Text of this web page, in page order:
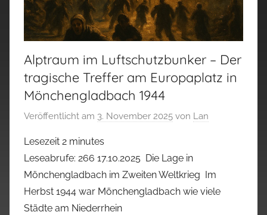
Alptraum im Luftschutzbunker – Der
tragische Treffer am Europaplatz in
Mönchengladbach 1944
Veröffentlicht am 3. November 2025 von Lan
Lesezeit 2 minutes
Leseabrufe: 266 17.10.2025 Die Lage in
Mönchengladbach im Zweiten Weltkrieg Im
Herbst 1944 war Mönchengladbach wie viele
Städte am Niederrhein